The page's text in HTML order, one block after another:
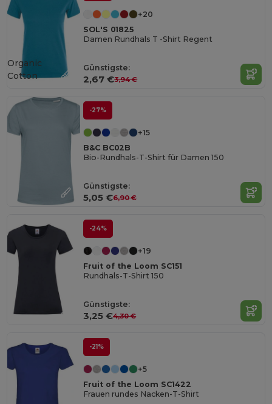
+20
SOL'S 01825
Damen Rundhals T -Shirt Regent
Günstigste:
2,67 €3,94 €
Organic
Cotton
-27%
+15
B&C BC02B
Bio-Rundhals-T-Shirt für Damen 150
Günstigste:
5,05 €6,90 €
-24%
+19
Fruit of the Loom SC151
Rundhals-T-Shirt 150
Günstigste:
3,25 €4,30 €
-21%
+5
Fruit of the Loom SC1422
Frauen rundes Nacken-T-Shirt